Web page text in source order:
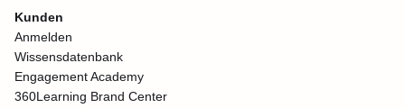
Kunden
Anmelden
Wissensdatenbank
Engagement Academy
360Learning Brand Center